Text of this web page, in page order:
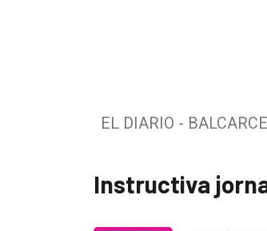
EL DIARIO - BALCARCE
Instructiva